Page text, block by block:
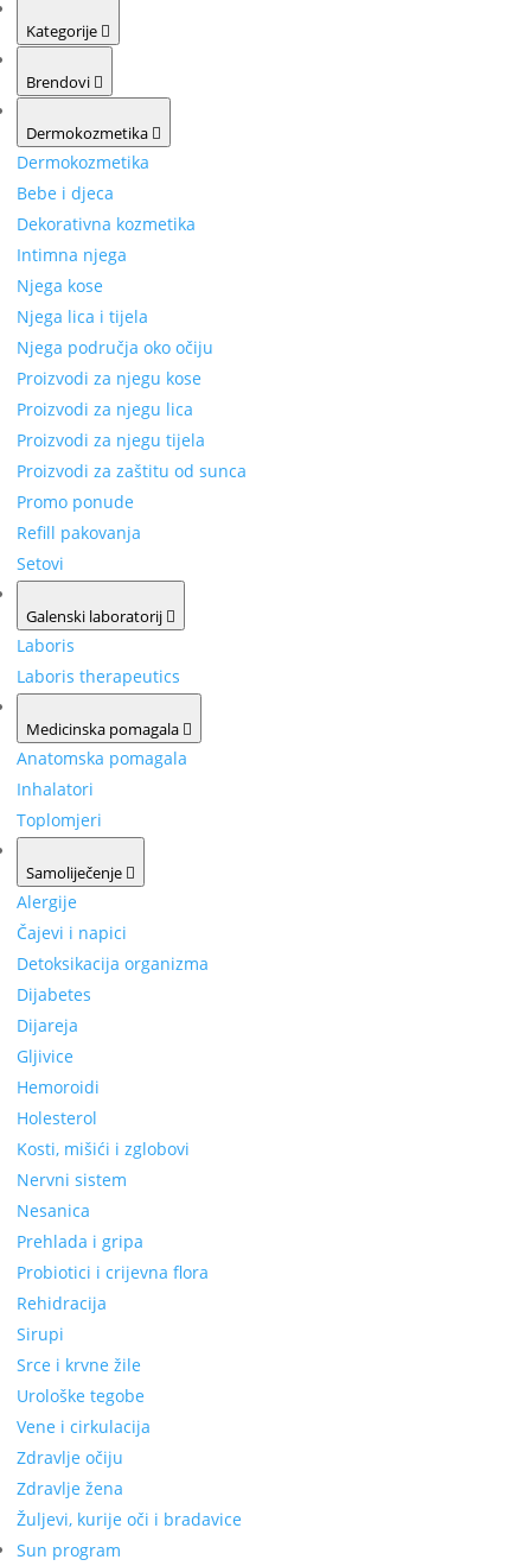
Kategorije
Brendovi
Dermokozmetika
Dermokozmetika
Bebe i djeca
Dekorativna kozmetika
Intimna njega
Njega kose
Njega lica i tijela
Njega područja oko očiju
Proizvodi za njegu kose
Proizvodi za njegu lica
Proizvodi za njegu tijela
Proizvodi za zaštitu od sunca
Promo ponude
Refill pakovanja
Setovi
Galenski laboratorij
Laboris
Laboris therapeutics
Medicinska pomagala
Anatomska pomagala
Inhalatori
Toplomjeri
Samoliječenje
Alergije
Čajevi i napici
Detoksikacija organizma
Dijabetes
Dijareja
Gljivice
Hemoroidi
Holesterol
Kosti, mišići i zglobovi
Nervni sistem
Nesanica
Prehlada i gripa
Probiotici i crijevna flora
Rehidracija
Sirupi
Srce i krvne žile
Urološke tegobe
Vene i cirkulacija
Zdravlje očiju
Zdravlje žena
Žuljevi, kurije oči i bradavice
Sun program